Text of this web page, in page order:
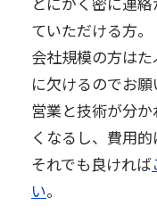
ていただける方。
会社規模の方は
に欠けるのでお願
営業と技術が分
くなるし、費用的
それでも良ければ
い。